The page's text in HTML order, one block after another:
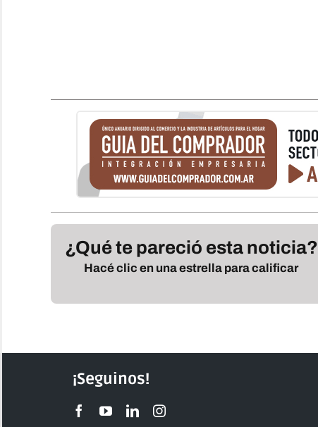
¿Qué te pareció esta noticia?
Hacé clic en una estrella para calificar
¡Seguinos!